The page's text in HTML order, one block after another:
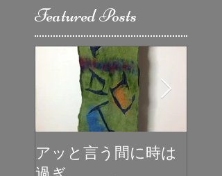
Featured Posts
アッと言う間に時は
過ぎ、、、。